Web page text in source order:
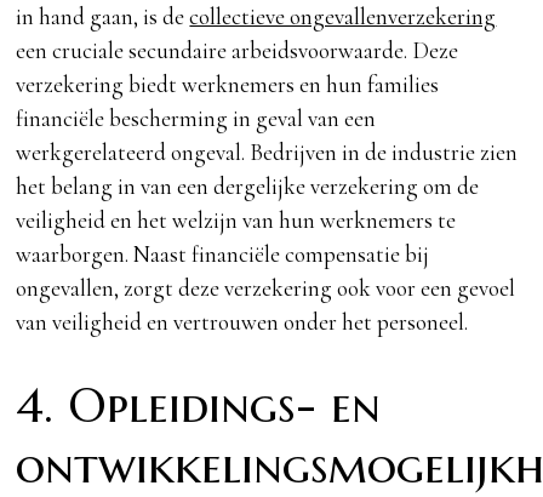
in hand gaan, is decollectieve ongevallenverzekering
een cruciale secundaire arbeidsvoorwaarde. Deze
verzekering biedt werknemers en hun families
financiële bescherming in geval van een
werkgerelateerd ongeval. Bedrijven in de industrie zien
het belang in van een dergelijke verzekering om de
veiligheid en het welzijn van hun werknemers te
waarborgen. Naast financiële compensatie bij
ongevallen, zorgt deze verzekering ook voor een gevoel
van veiligheid en vertrouwen onder het personeel.
4. Opleidings- en